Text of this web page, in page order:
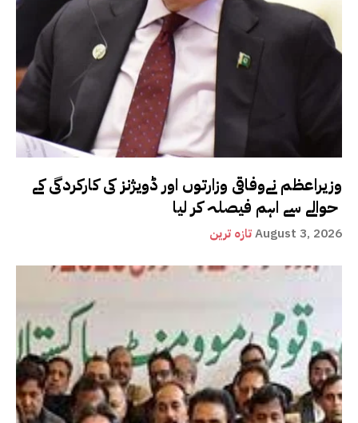
وزیراعظم نےوفاقی وزارتوں اور ڈویژنز کی کارکردگی کے
تازہ ترینAugust 3, 2026